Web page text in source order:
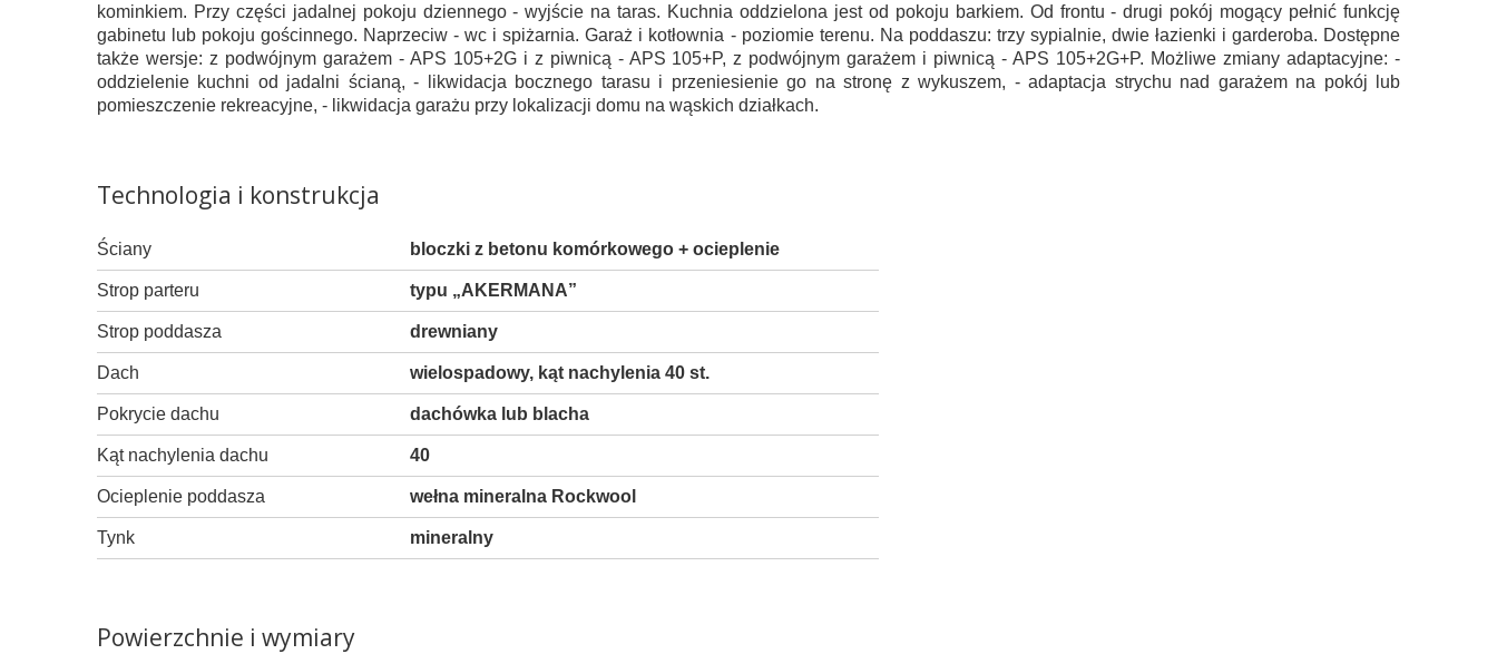
kominkiem. Przy części jadalnej pokoju dziennego - wyjście na taras. Kuchnia oddzielona jest od pokoju barkiem. Od frontu - drugi pokój mogący pełnić funkcję
gabinetu lub pokoju gościnnego. Naprzeciw - wc i spiżarnia. Garaż i kotłownia - poziomie terenu. Na poddaszu: trzy sypialnie, dwie łazienki i garderoba. Dostępne
także wersje: z podwójnym garażem - APS 105+2G i z piwnicą - APS 105+P, z podwójnym garażem i piwnicą - APS 105+2G+P. Możliwe zmiany adaptacyjne: -
oddzielenie kuchni od jadalni ścianą, - likwidacja bocznego tarasu i przeniesienie go na stronę z wykuszem, - adaptacja strychu nad garażem na pokój lub
pomieszczenie rekreacyjne, - likwidacja garażu przy lokalizacji domu na wąskich działkach.
Technologia i konstrukcja
Ściany bloczki z betonu komórkowego + ocieplenie
Strop parteru typu „AKERMANA”
Strop poddasza drewniany
Dach wielospadowy, kąt nachylenia 40 st.
Pokrycie dachu dachówka lub blacha
Kąt nachylenia dachu 40
Ocieplenie poddasza wełna mineralna Rockwool
Tynk mineralny
Powierzchnie i wymiary